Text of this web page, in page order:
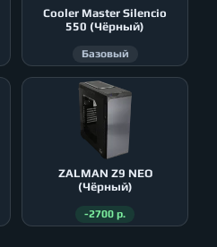
Cooler Master Silencio
550 (Чёрный)
Базовый
ZALMAN Z9 NEO
(Чёрный)
-2700 р.